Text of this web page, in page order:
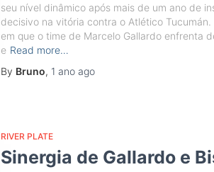
seu nível dinâmico após mais de um ano de
decisivo na vitória contra o Atlético Tucumán.
em que o time de Marcelo Gallardo enfrenta
e Read more…
By Bruno, 1 ano ago
RIVER PLATE
Sinergia de Gallardo e